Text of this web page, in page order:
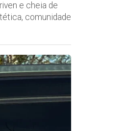
e cheia de
comunidade